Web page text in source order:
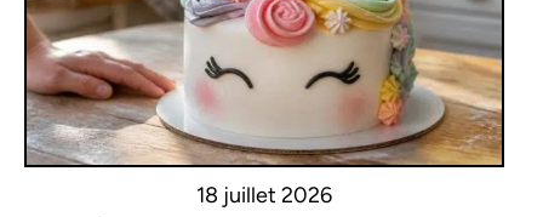
18 juillet 2026